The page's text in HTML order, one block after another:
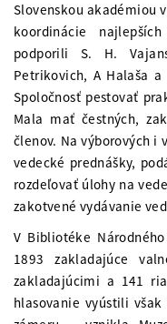
Slovenskou akadémiou
koordinácie
podporili S. H.
Petrikovich, A Halaša
Spoločnosť pestovať
Mala mať čestných,
členov. Na výborových i
vedecké prednášky,
rozdeľovať úlohy na
zakotvené vydávanie
V Bibliotéke
1893 zakladajúce
zakladajúcimi a 141
hlasovanie vyústili